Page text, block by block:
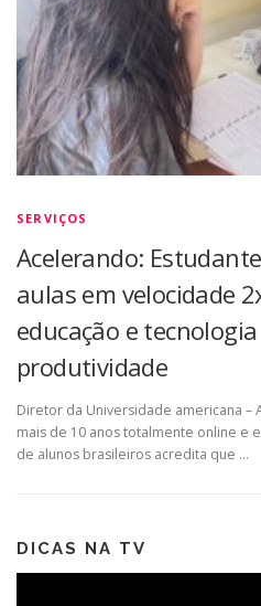
SERVIÇOS
Acelerando:
aulas em velocidade
educação e
produtividade
Diretor da Universidade americana –
mais de 10 anos totalmente online e
de alunos brasileiros acredita que …
DICAS NA TV